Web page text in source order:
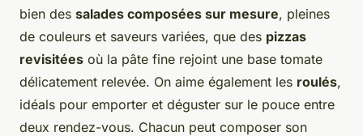
bien des salades composées sur mesure, pleines
de couleurs et saveurs variées, que des pizzas
revisitées où la pâte fine rejoint une base tomate
délicatement relevée. On aime également les roulés,
idéals pour emporter et déguster sur le pouce entre
deux rendez-vous. Chacun peut composer son